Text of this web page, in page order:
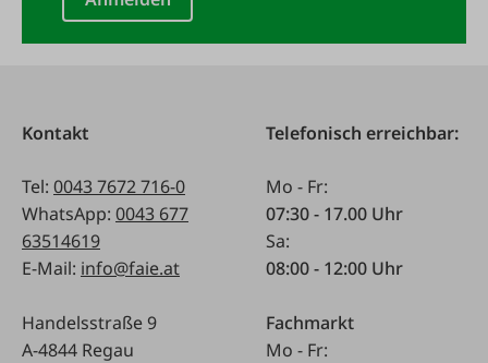
Kontakt
Tel: 0043 7672 716-0
WhatsApp: 0043 677
63514619
E-Mail: info@faie.at
Handelsstraße 9
A-4844 Regau
Telefonisch erreichbar:
Mo - Fr:
07:30 - 17.00 Uhr
Sa:
08:00 - 12:00 Uhr
Fachmarkt
Mo - Fr: